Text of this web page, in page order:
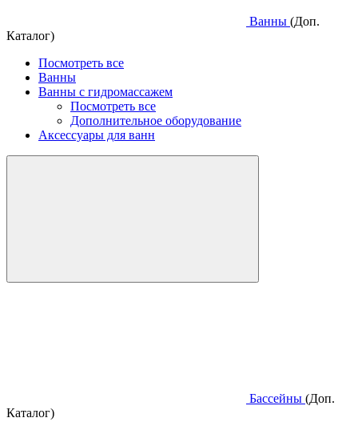
Ванны (Доп.
Каталог)
Посмотреть все
Ванны
Ванны с гидромассажем
Посмотреть все
Дополнительное оборудование
Аксессуары для ванн
Бассейны (Доп.
Каталог)